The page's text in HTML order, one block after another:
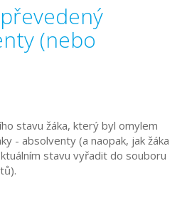
(nebo
stavu žáka, který byl omylem
- absolventy (a naopak, jak žáka
stavu vyřadit do souboru